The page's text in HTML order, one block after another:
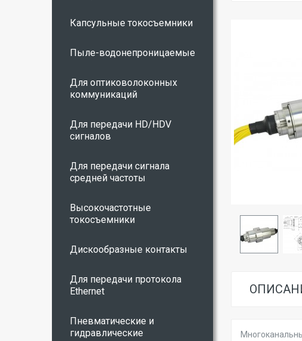
Капсульные токосъемники
Пыле-водонепроницаемые
Для оптиковолоконных
коммуникаций
Для передачи HD/HDV
сигналов
Для передачи сигнала
средней частоты
Высокочастотные
токосъемники
Дискообразные контакты
Для передачи протокола
Ethernet
Пневматические и
гидравлические